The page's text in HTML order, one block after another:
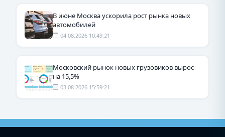
В июне Москва ускорила рост рынка новых
автомобилей
04.08.2026 10:49:21
Московский рынок новых грузовиков вырос
на 15,5%
03.08.2026 15:59:21